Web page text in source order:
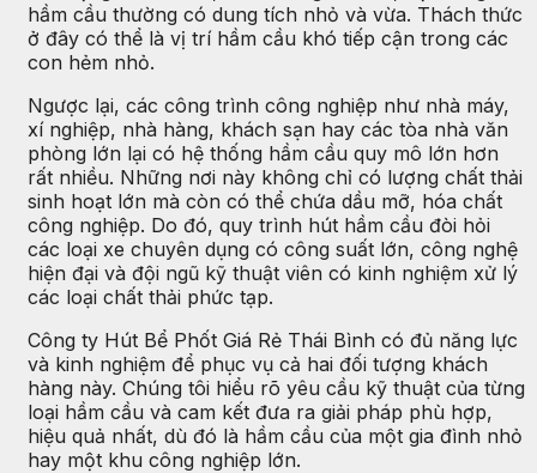
hầm cầu thường có dung tích nhỏ và vừa. Thách thức
ở đây có thể là vị trí hầm cầu khó tiếp cận trong các
con hẻm nhỏ.
Ngược lại, các công trình công nghiệp như nhà máy,
xí nghiệp, nhà hàng, khách sạn hay các tòa nhà văn
phòng lớn lại có hệ thống hầm cầu quy mô lớn hơn
rất nhiều. Những nơi này không chỉ có lượng chất thải
sinh hoạt lớn mà còn có thể chứa dầu mỡ, hóa chất
công nghiệp. Do đó, quy trình hút hầm cầu đòi hỏi
các loại xe chuyên dụng có công suất lớn, công nghệ
hiện đại và đội ngũ kỹ thuật viên có kinh nghiệm xử lý
các loại chất thải phức tạp.
Công ty Hút Bể Phốt Giá Rẻ Thái Bình có đủ năng lực
và kinh nghiệm để phục vụ cả hai đối tượng khách
hàng này. Chúng tôi hiểu rõ yêu cầu kỹ thuật của từng
loại hầm cầu và cam kết đưa ra giải pháp phù hợp,
hiệu quả nhất, dù đó là hầm cầu của một gia đình nhỏ
hay một khu công nghiệp lớn.